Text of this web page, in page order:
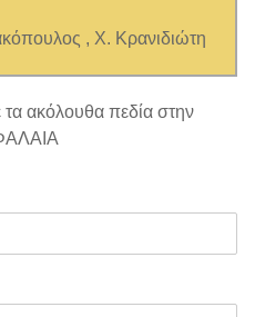
, Χ. Κρανιδιώτη
ακόλουθα πεδία στην